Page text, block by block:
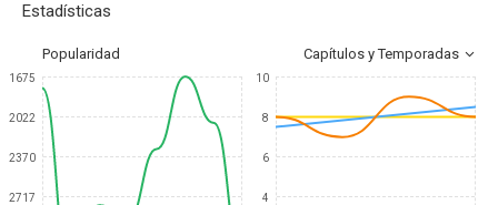
Estadísticas
Popularidad Capítulos y Temporadas
1675
2022
2370
2717
10
8
6
4